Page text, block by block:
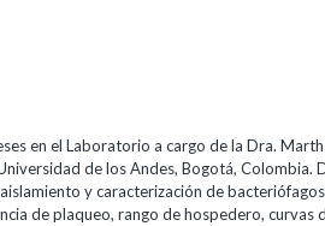
en el Laboratorio a cargo de la Dra.
de los Andes, Bogotá, Colombia.
y caracterización de bacteriófagos
de plaqueo, rango de hospedero, curvas